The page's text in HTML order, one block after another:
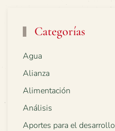
Categorías
Agua
Alianza
Alimentación
Análisis
Aportes para el desarrollo